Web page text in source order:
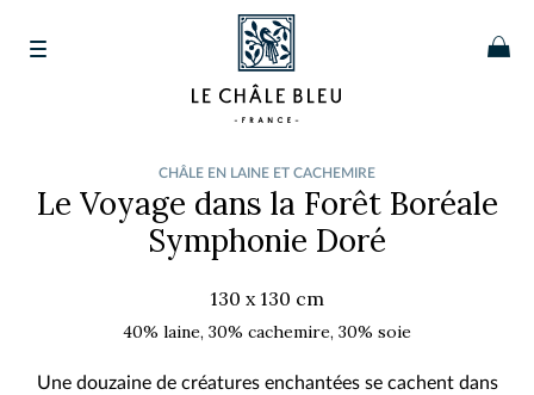
CHÂLE EN LAINE ET CACHEMIRE
Le Voyage dans la Forêt Boréale
Symphonie Doré
130 x 130 cm
40% laine, 30% cachemire, 30% soie
Une douzaine de créatures enchantées se cachent dans